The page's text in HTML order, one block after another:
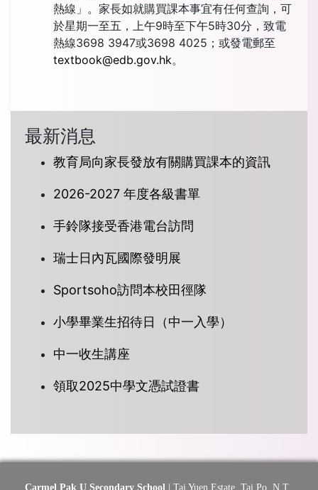
熱線」。家長如就購買課本事宜有任何查詢，可
於星期一至五，上午9時至下午5時30分，致電
熱線3698 3947或3698 4025；或發電郵至
textbook@edb.gov.hk。
最新消息
教育局向家長發放有關購買課本的資訊
2026-2027 年度各級書單
手鈴隊接受香港電台訪問
瑞士日內瓦國際發明展
Sportsoho訪問本校田徑隊
小學畢業生招待日（中一入學）
中一收生講座
領取2025中學文憑試證書
Carmel Pak U Secondary School | Tai Yuen Estate, Tai Po, N.T.,